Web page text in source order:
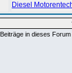
Diesel
Beiträge in dieses